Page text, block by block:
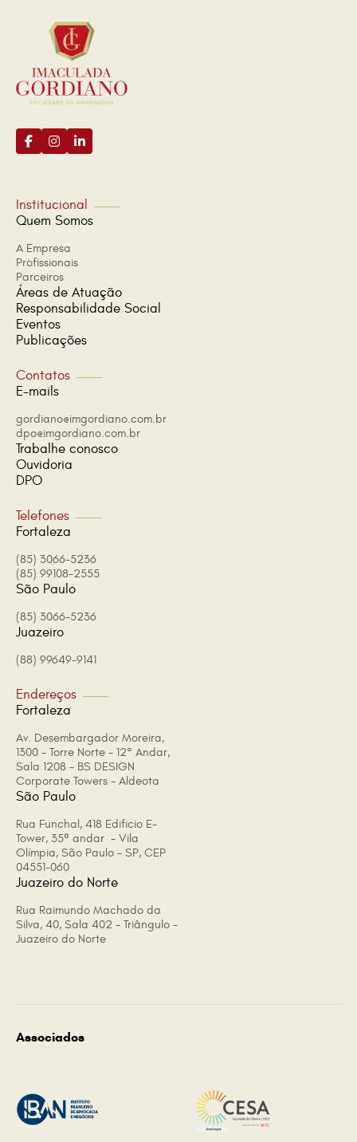
Institucional
Quem Somos
A Empresa
Profissionais
Parceiros
Áreas de Atuação
Responsabilidade Social
Eventos
Publicações
Contatos
E-mails
gordiano@imgordiano.com.br
dpo@imgordiano.com.br
Trabalhe conosco
Ouvidoria
DPO
Telefones
Fortaleza
(85) 3066-5236
(85) 99108-2555
São Paulo
(85) 3066-5236
Juazeiro
(88) 99649-9141
Endereços
Fortaleza
Av. Desembargador Moreira,
1300 - Torre Norte - 12° Andar,
Sala 1208 - BS DESIGN
Corporate Towers - Aldeota
São Paulo
Rua Funchal, 418 Edificio E-
Tower, 35º andar - Vila
Olímpia, São Paulo - SP, CEP
04551-060
Juazeiro do Norte
Rua Raimundo Machado da
Silva, 40, Sala 402 - Triângulo -
Juazeiro do Norte
Associados